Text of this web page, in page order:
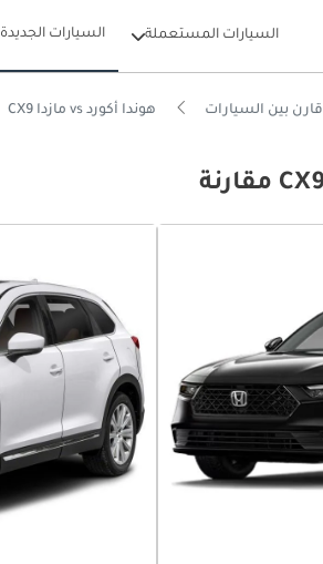
السيارات المستعملة السيارات الجديدة
قارن بين السيارات هوندا أكورد vs مازدا CX9